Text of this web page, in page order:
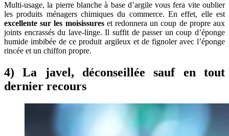
Multi-usage, la pierre blanche à base d’argile vous fera vite oublier
les produits ménagers chimiques du commerce. En effet, elle est
excellente sur les moisissureset redonnera un coup de propre aux
joints encrassés du lave-linge. Il suffit de passer un coup d’éponge
humide imbibée de ce produit argileux et de fignoler avec l’éponge
rincée et un chiffon propre.
4) La javel, déconseillée sauf en tout
dernier recours